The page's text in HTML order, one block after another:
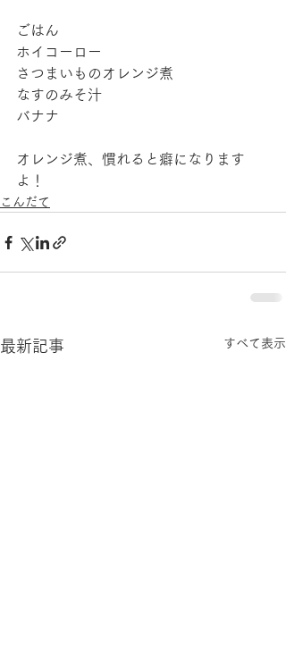
ごはん
ホイコーロー
さつまいものオレンジ煮
なすのみそ汁
バナナ
オレンジ煮、慣れると癖になります
よ！
こんだて
最新記事 すべて表示